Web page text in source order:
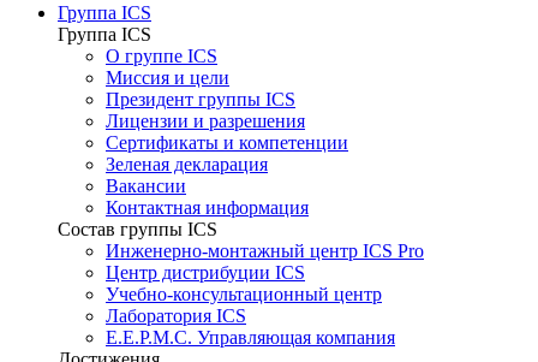
Группа ICS
Группа ICS
О группе ICS
Миссия и цели
Президент группы ICS
Лицензии и разрешения
Сертификаты и компетенции
Зеленая декларация
Вакансии
Контактная информация
Состав группы ICS
Инженерно-монтажный центр ICS Pro
Центр дистрибуции ICS
Учебно-консультационный центр
Лаборатория ICS
E.E.P.M.C. Управляющая компания